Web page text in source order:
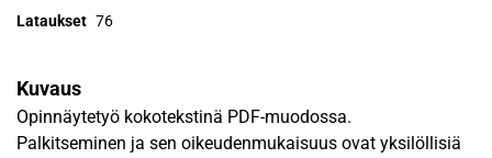
Lataukset 76
Kuvaus
Opinnäytetyö kokotekstinä PDF-muodossa.
Palkitseminen ja sen oikeudenmukaisuus ovat yksilöllisiä